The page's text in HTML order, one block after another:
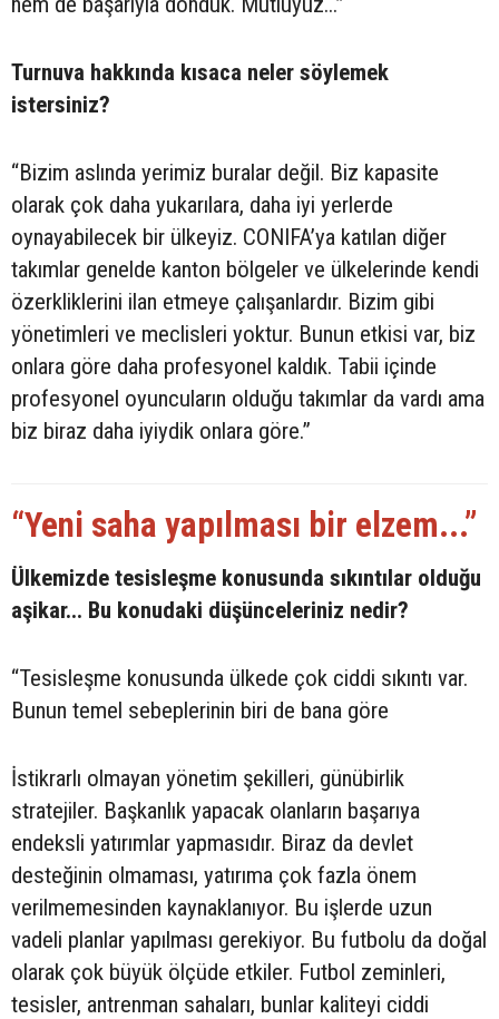
Turnuva hakkında kısaca neler söylemek
istersiniz?
“Bizim aslında yerimiz buralar değil. Biz kapasite
olarak çok daha yukarılara, daha iyi yerlerde
oynayabilecek bir ülkeyiz. CONIFA’ya katılan diğer
takımlar genelde kanton bölgeler ve ülkelerinde kendi
özerkliklerini ilan etmeye çalışanlardır. Bizim gibi
yönetimleri ve meclisleri yoktur. Bunun etkisi var, biz
onlara göre daha profesyonel kaldık. Tabii içinde
profesyonel oyuncuların olduğu takımlar da vardı ama
biz biraz daha iyiydik onlara göre.”
“Yeni saha yapılması bir elzem...”
Ülkemizde tesisleşme konusunda sıkıntılar olduğu
aşikar... Bu konudaki düşünceleriniz nedir?
“Tesisleşme konusunda ülkede çok ciddi sıkıntı var.
Bunun temel sebeplerinin biri de bana göre
İstikrarlı olmayan yönetim şekilleri, günübirlik
stratejiler. Başkanlık yapacak olanların başarıya
endeksli yatırımlar yapmasıdır. Biraz da devlet
desteğinin olmaması, yatırıma çok fazla önem
verilmemesinden kaynaklanıyor. Bu işlerde uzun
vadeli planlar yapılması gerekiyor. Bu futbolu da doğal
olarak çok büyük ölçüde etkiler. Futbol zeminleri,
tesisler, antrenman sahaları, bunlar kaliteyi ciddi